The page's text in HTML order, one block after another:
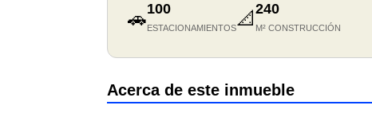
🚗100
ESTACIONAMIENTOS📐240
M² CONSTRUCCIÓN
Acerca de este inmueble